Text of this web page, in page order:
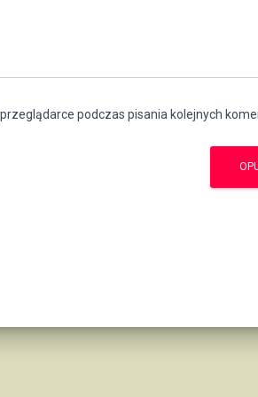
podczas pisania kolejnych